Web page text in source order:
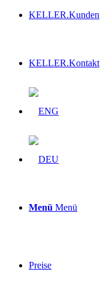
KELLER.Kunden
KELLER.Kontakt
Menü Menü
Preise